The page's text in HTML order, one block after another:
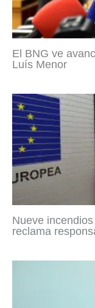
El BNG ve
Luís Menor
Nueve
reclama